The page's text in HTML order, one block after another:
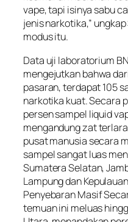
vape, tapi isinya sabu
jenis narkotika,”
modus itu.
Data uji laboratorium
mengejutkan bahwa
pasaran, terdapat 105
narkotika kuat. Secara
persen sampel liquid
mengandung zat
pusat manusia secara
sampel sangat luas
Sumatera Selatan,
Lampung dan
Penyebaran Masif
temuan ini meluas